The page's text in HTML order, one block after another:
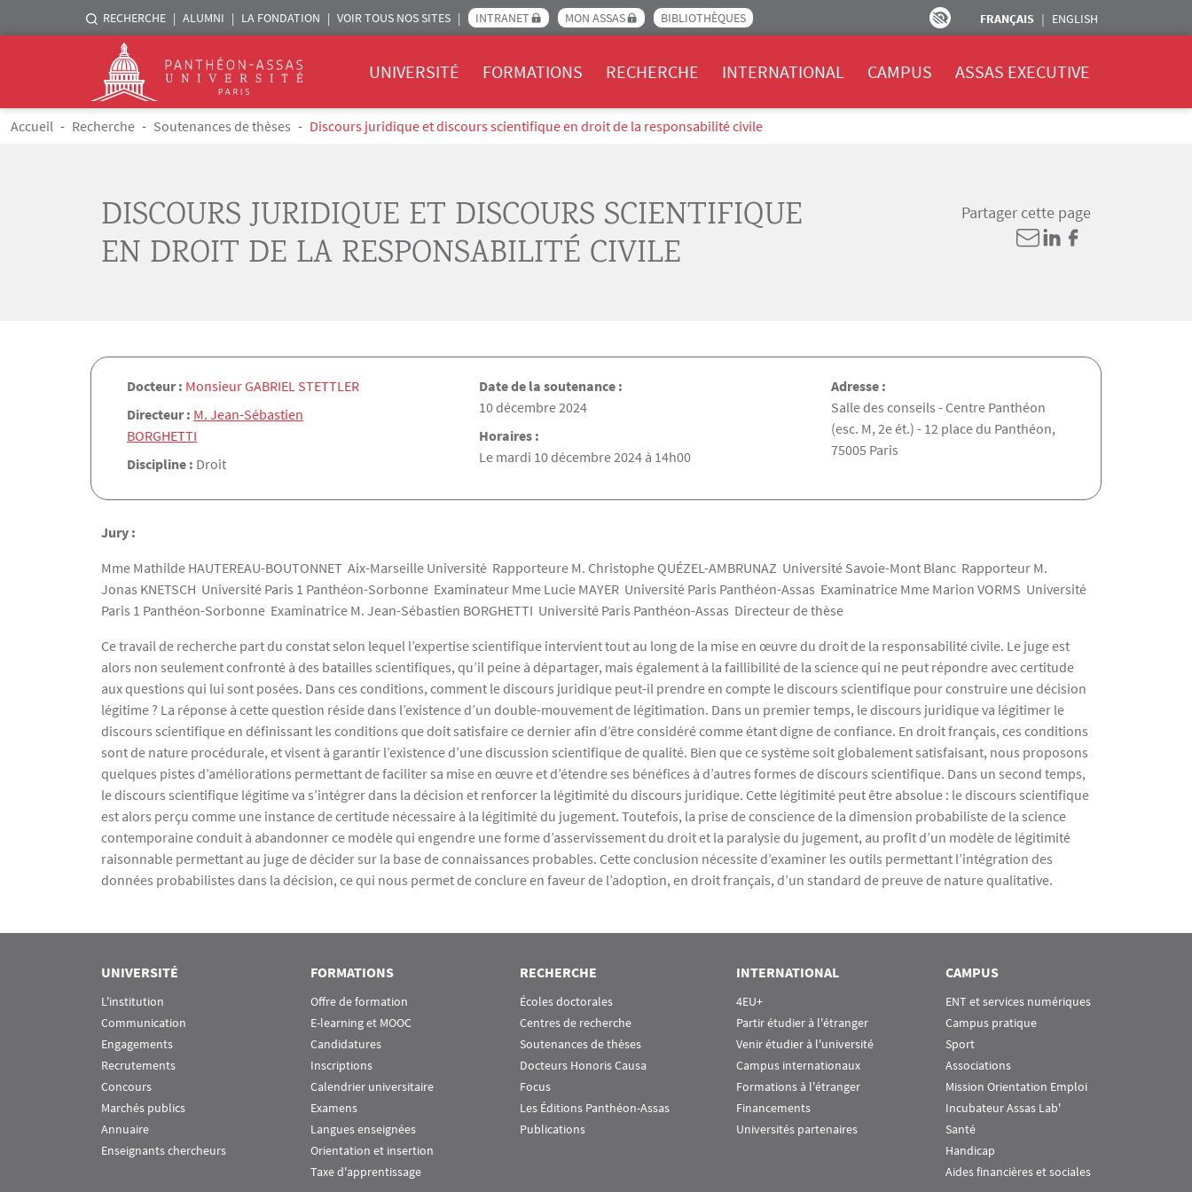
Aller au contenu principal
Menu liste sites Assas
RECHERCHE ALUMNI LA FONDATION VOIR TOUS NOS SITES INTRANET MON ASSAS BIBLIOTHÈQUES FRANÇAIS ENGLISH
Logo
UNIVERSITÉ FORMATIONS RECHERCHE INTERNATIONAL CAMPUS ASSAS EXECUTIVE
Fil d'Ariane
Accueil Recherche Soutenances de thèses Discours juridique et discours scientifique en droit de la responsabilité civile
DISCOURS JURIDIQUE ET DISCOURS SCIENTIFIQUE
EN DROIT DE LA RESPONSABILITÉ CIVILE
Partager cette page
Docteur : Monsieur GABRIEL STETTLER
Directeur : M. Jean-Sébastien
BORGHETTI
Discipline : Droit
Date de la soutenance :
Date de la soutenance
10 décembre 2024
Horaires :
Le mardi 10 décembre 2024 à 14h00
Adresse :
Salle des conseils - Centre Panthéon
(esc. M, 2e ét.) - 12 place du Panthéon,
75005 Paris
Jury :
Mme Mathilde HAUTEREAU-BOUTONNET Aix-Marseille Université Rapporteure M. Christophe QUÉZEL-AMBRUNAZ Université Savoie-Mont Blanc Rapporteur M.
Jonas KNETSCH Université Paris 1 Panthéon-Sorbonne Examinateur Mme Lucie MAYER Université Paris Panthéon-Assas Examinatrice Mme Marion VORMS Université
Paris 1 Panthéon-Sorbonne Examinatrice M. Jean-Sébastien BORGHETTI Université Paris Panthéon-Assas Directeur de thèse
Ce travail de recherche part du constat selon lequel l’expertise scientifique intervient tout au long de la mise en œuvre du droit de la responsabilité civile. Le juge est
alors non seulement confronté à des batailles scientifiques, qu’il peine à départager, mais également à la faillibilité de la science qui ne peut répondre avec certitude
aux questions qui lui sont posées. Dans ces conditions, comment le discours juridique peut-il prendre en compte le discours scientifique pour construire une décision
légitime ? La réponse à cette question réside dans l’existence d’un double-mouvement de légitimation. Dans un premier temps, le discours juridique va légitimer le
discours scientifique en définissant les conditions que doit satisfaire ce dernier afin d’être considéré comme étant digne de confiance. En droit français, ces conditions
sont de nature procédurale, et visent à garantir l’existence d’une discussion scientifique de qualité. Bien que ce système soit globalement satisfaisant, nous proposons
quelques pistes d’améliorations permettant de faciliter sa mise en œuvre et d’étendre ses bénéfices à d’autres formes de discours scientifique. Dans un second temps,
le discours scientifique légitime va s’intégrer dans la décision et renforcer la légitimité du discours juridique. Cette légitimité peut être absolue : le discours scientifique
est alors perçu comme une instance de certitude nécessaire à la légitimité du jugement. Toutefois, la prise de conscience de la dimension probabiliste de la science
contemporaine conduit à abandonner ce modèle qui engendre une forme d’asservissement du droit et la paralysie du jugement, au profit d’un modèle de légitimité
raisonnable permettant au juge de décider sur la base de connaissances probables. Cette conclusion nécessite d’examiner les outils permettant l’intégration des
données probabilistes dans la décision, ce qui nous permet de conclure en faveur de l’adoption, en droit français, d’un standard de preuve de nature qualitative.
UNIVERSITÉ
L'institution
Communication
Engagements
Recrutements
Concours
Marchés publics
Annuaire
Enseignants chercheurs
FORMATIONS
Offre de formation
E-learning et MOOC
Candidatures
Inscriptions
Calendrier universitaire
Examens
Langues enseignées
Orientation et insertion
Taxe d'apprentissage
RECHERCHE
Écoles doctorales
Centres de recherche
Soutenances de thèses
Docteurs Honoris Causa
Focus
Les Éditions Panthéon-Assas
Publications
INTERNATIONAL
4EU+
Partir étudier à l'étranger
Venir étudier à l'université
Campus internationaux
Formations à l'étranger
Financements
Universités partenaires
CAMPUS
ENT et services numériques
Campus pratique
Sport
Associations
Mission Orientation Emploi
Incubateur Assas Lab'
Santé
Handicap
Aides financières et sociales